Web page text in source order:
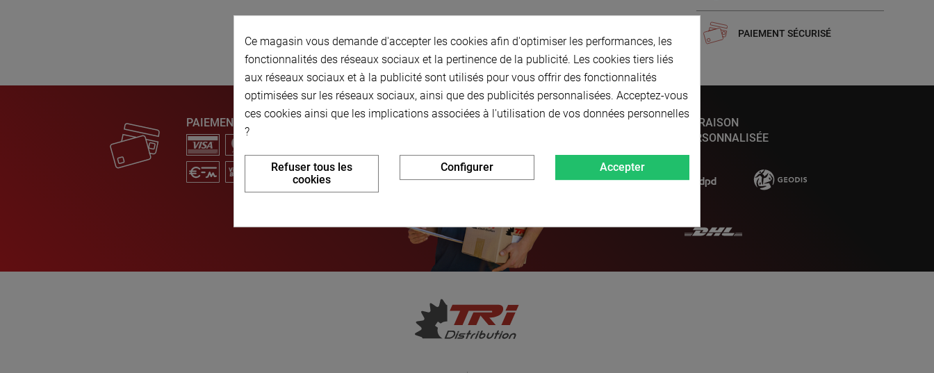
PAIEMENT SÉCURISÉ
PAIEMENT SÉCURISÉ
LIVRAISON
PERSONNALISÉE
Ce magasin vous demande d'accepter les cookies afin d'optimiser les performances, les
fonctionnalités des réseaux sociaux et la pertinence de la publicité. Les cookies tiers liés
aux réseaux sociaux et à la publicité sont utilisés pour vous offrir des fonctionnalités
optimisées sur les réseaux sociaux, ainsi que des publicités personnalisées. Acceptez-vous
ces cookies ainsi que les implications associées à l'utilisation de vos données personnelles
?
Accepter
Refuser tous les
cookies
Configurer